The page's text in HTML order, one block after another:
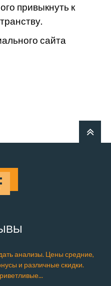
привыкнуть к
сайта
анализы. Цены средние,
и различные скидки.